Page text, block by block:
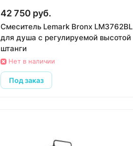
42 750 руб.
Смеситель Lemark Bronx LM3762BL
для душа с регулируемой высотой
штанги
Нет в наличии
Под заказ